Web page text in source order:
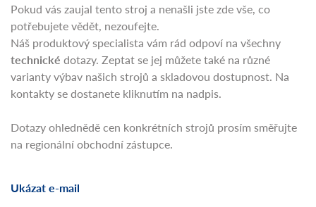
Pokud vás zaujal tento stroj a nenašli jste zde vše, co
potřebujete vědět, nezoufejte.
Náš produktový specialista vám rád odpoví na všechny
technické dotazy. Zeptat se jej můžete také na různé
varianty výbav našich strojů a skladovou dostupnost. Na
kontakty se dostanete kliknutím na nadpis.
Dotazy ohlednědě cen konkrétních strojů prosím směřujte
na regionální obchodní zástupce.
Ukázat e-mail